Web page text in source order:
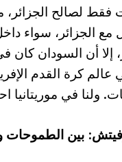
لصالح الجزائر،
الجزائر، سواء
إلا أن السودان كان
عالم كرة القدم
ولنا في موريتانيا
بين الطموحات